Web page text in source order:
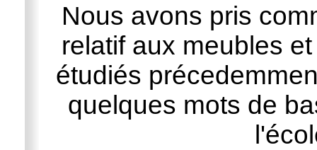
Nous avons pris
relatif aux meubles
étudiés
quelques mots de